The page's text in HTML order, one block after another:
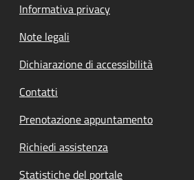
Informativa privacy
Note legali
Dichiarazione di accessibilità
Contatti
Prenotazione appuntamento
Richiedi assistenza
Statistiche del portale